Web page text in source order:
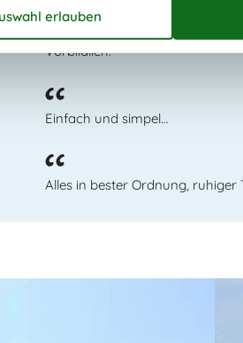
Vorbildlich.
Einfach und simpel…
Alles in bester Ordnung,